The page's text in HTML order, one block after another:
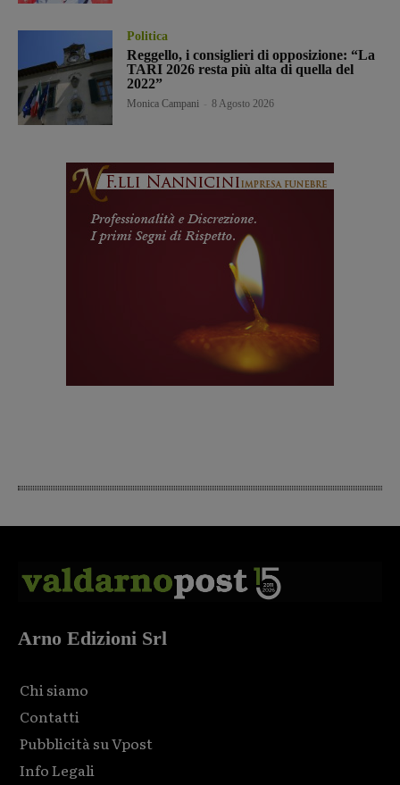
Politica
Reggello, i consiglieri di opposizione: “La
TARI 2026 resta più alta di quella del
2022”
Monica Campani 8 Agosto 2026
Arno Edizioni Srl
Chi siamo
Contatti
Pubblicità su Vpost
Info Legali